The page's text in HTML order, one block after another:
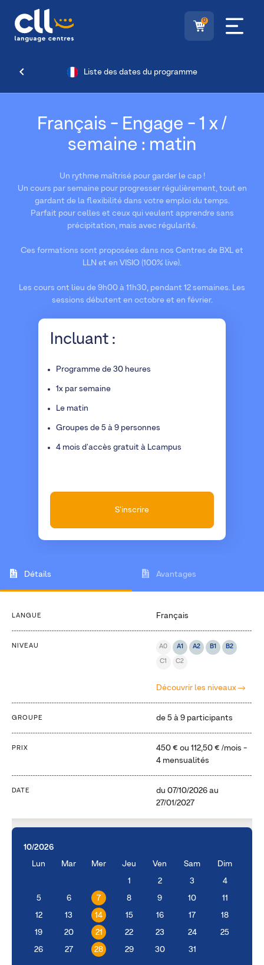
0
Liste des dates du programme
Français - Engage - 1 x /
semaine : matin
Un rythme maîtrisé pour garder le cap !
Un cours par semaine pour progresser régulièrement, tout en
gardant de la flexibilité dans votre emploi du temps.
Parfait pour celles et ceux qui veulent apprendre sans
précipitation, mais avec régularité.
Ces formations sont proposées dans nos Centres de BXL et
LLN et en VISIO (100% live).
Les cours ont lieu de 9h00 à 11h30, pendant 12 semaines. Les
sessions débutent en octobre et en février.
Incluant :
Programme de 30 heures
1x par semaine
Le matin
Groupes de 5 à 9 personnes
4 mois d'accès gratuit à Lcampus
S'inscrire
Détails Avantages
LANGUE Français
NIVEAU A0 A1 A2 B1 B2
C1 C2
Découvrir les niveaux
GROUPE de 5 à 9 participants
PRIX 450 € ou 112,50 € /mois -
4 mensualités
DATE du 07/10/2026au
27/01/2027
10/2026
Lun
Mar Mer Jeu Ven Sam Dim
1 2 3 4
5 6 7 8 9 10 11
12 13 14 15 16 17 18
19 20 21 22 23 24 25
26 27 28 29 30 31